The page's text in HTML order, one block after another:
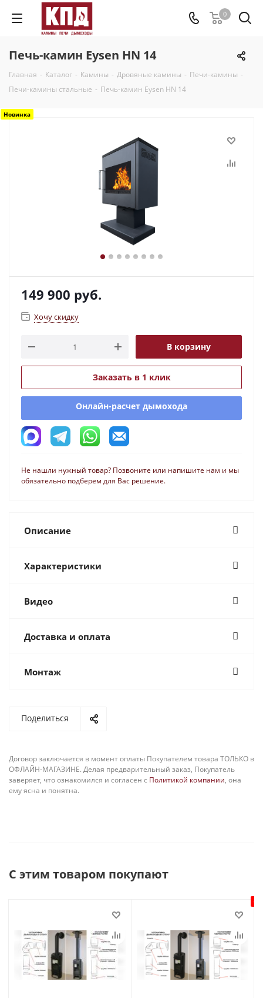
0
Печь-камин Eysen HN 14
Главная - Каталог - Камины - Дровяные камины - Печи-камины -
Печи-камины стальные - Печь-камин Eysen HN 14
Новинка
149 900 руб.
Хочу скидку
В корзину
Заказать в 1 клик
Онлайн-расчет дымохода
Не нашли нужный товар? Позвоните или напишите нам и мы
обязательно подберем для Вас решение.
Описание
Характеристики
Видео
Доставка и оплата
Монтаж
Поделиться
Договор заключается в момент оплаты Покупателем товара ТОЛЬКО в
ОФЛАЙН-МАГАЗИНЕ. Делая предварительный заказ, Покупатель
заверяет, что ознакомился и согласен с Политикой компании, она
ему ясна и понятна.
С этим товаром покупают